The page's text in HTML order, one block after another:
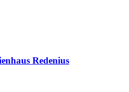
Redenius